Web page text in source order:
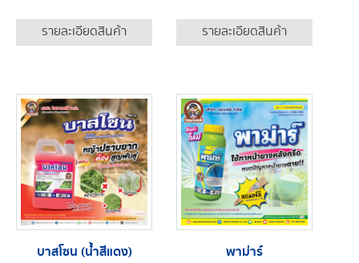
รายละเอียดสินค้า รายละเอียดสินค้า
บาสโซน (น้ำสีแดง) พาม่าร์